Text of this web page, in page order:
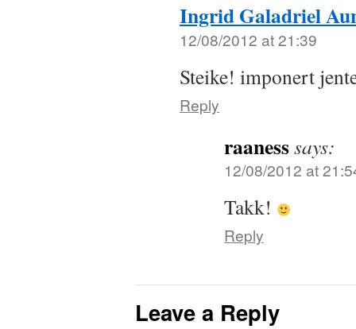
Ingrid Galadriel
12/08/2012 at 21:39
Steike! imponert
Reply
raanesssays:
12/08/2012 at
Takk!
Reply
Leave a Reply